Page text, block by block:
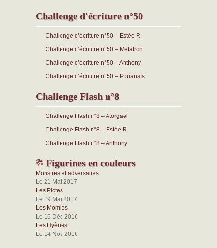
Challenge d'écriture n°50
Challenge d’écriture n°50 – Estée R.
Challenge d’écriture n°50 – Metatron
Challenge d’écriture n°50 – Anthony
Challenge d’écriture n°50 – Pouanaïs
Challenge Flash n°8
Challenge Flash n°8 – Atorgael
Challenge Flash n°8 – Estée R.
Challenge Flash n°8 – Anthony
Figurines en couleurs
Monstres et adversaires
Le 21 Mai 2017
Les Pictes
Le 19 Mai 2017
Les Momies
Le 16 Déc 2016
Les Hyènes
Le 14 Nov 2016